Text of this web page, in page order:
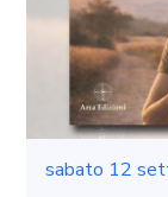
sabato 12